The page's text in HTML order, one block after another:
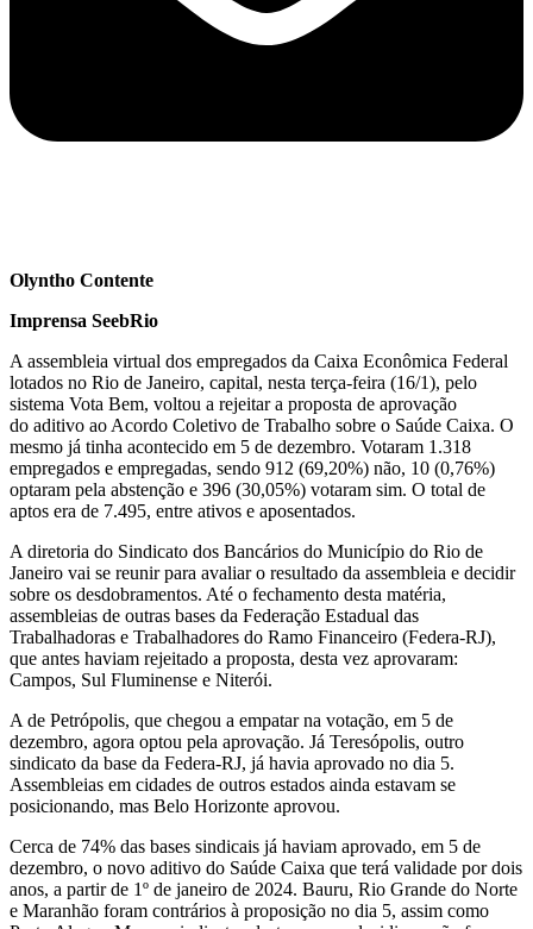
Olyntho Contente
Imprensa SeebRio
A assembleia virtual dos empregados da Caixa Econômica Federal
lotados no Rio de Janeiro, capital, nesta terça-feira (16/1), pelo
sistema Vota Bem, voltou a rejeitar a proposta de aprovação
do aditivo ao Acordo Coletivo de Trabalho sobre o Saúde Caixa. O
mesmo já tinha acontecido em 5 de dezembro. Votaram 1.318
empregados e empregadas, sendo 912 (69,20%) não, 10 (0,76%)
optaram pela abstenção e 396 (30,05%) votaram sim. O total de
aptos era de 7.495, entre ativos e aposentados.
A diretoria do Sindicato dos Bancários do Município do Rio de
Janeiro vai se reunir para avaliar o resultado da assembleia e decidir
sobre os desdobramentos. Até o fechamento desta matéria,
assembleias de outras bases da Federação Estadual das
Trabalhadoras e Trabalhadores do Ramo Financeiro (Federa-RJ),
que antes haviam rejeitado a proposta, desta vez aprovaram:
Campos, Sul Fluminense e Niterói.
A de Petrópolis, que chegou a empatar na votação, em 5 de
dezembro, agora optou pela aprovação. Já Teresópolis, outro
sindicato da base da Federa-RJ, já havia aprovado no dia 5.
Assembleias em cidades de outros estados ainda estavam se
posicionando, mas Belo Horizonte aprovou.
Cerca de 74% das bases sindicais já haviam aprovado, em 5 de
dezembro, o novo aditivo do Saúde Caixa que terá validade por dois
anos, a partir de 1º de janeiro de 2024. Bauru, Rio Grande do Norte
e Maranhão foram contrários à proposição no dia 5, assim como